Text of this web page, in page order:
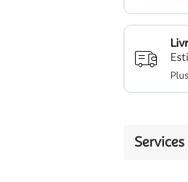
Services